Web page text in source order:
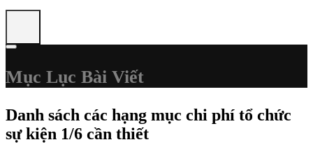
Mục Lục Bài Viết
Danh sách các hạng mục chi phí tổ chức
sự kiện 1/6 cần thiết